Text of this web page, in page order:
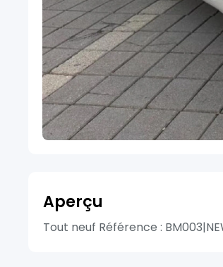
Aperçu
Tout neuf Référence :